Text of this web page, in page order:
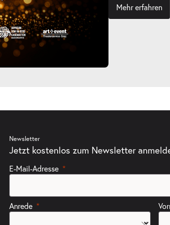
Mehr erfahren
Newsletter
Jetzt kostenlos zum Newsletter
E-Mail-Adresse
Anrede